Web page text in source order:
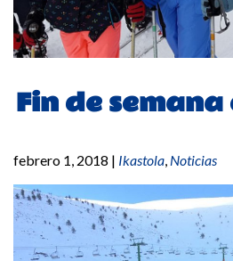
Fin de
febrero 1, 2018 | Ikastola, Noticias